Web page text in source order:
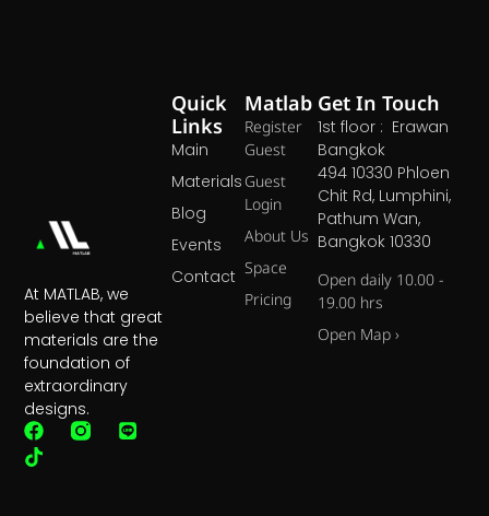
At MATLAB, we
believe that great
materials are the
foundation of
extraordinary
designs.
Matlab
Register
Guest
Guest
Login
About Us
Space
Pricing
Quick
Links
Main
Materials
Blog
Events
Contact
Get In Touch
1st floor : Erawan
Bangkok
494 10330 Phloen
Chit Rd, Lumphini,
Pathum Wan,
Bangkok 10330
Open daily 10.00 -
19.00 hrs
Open Map ›